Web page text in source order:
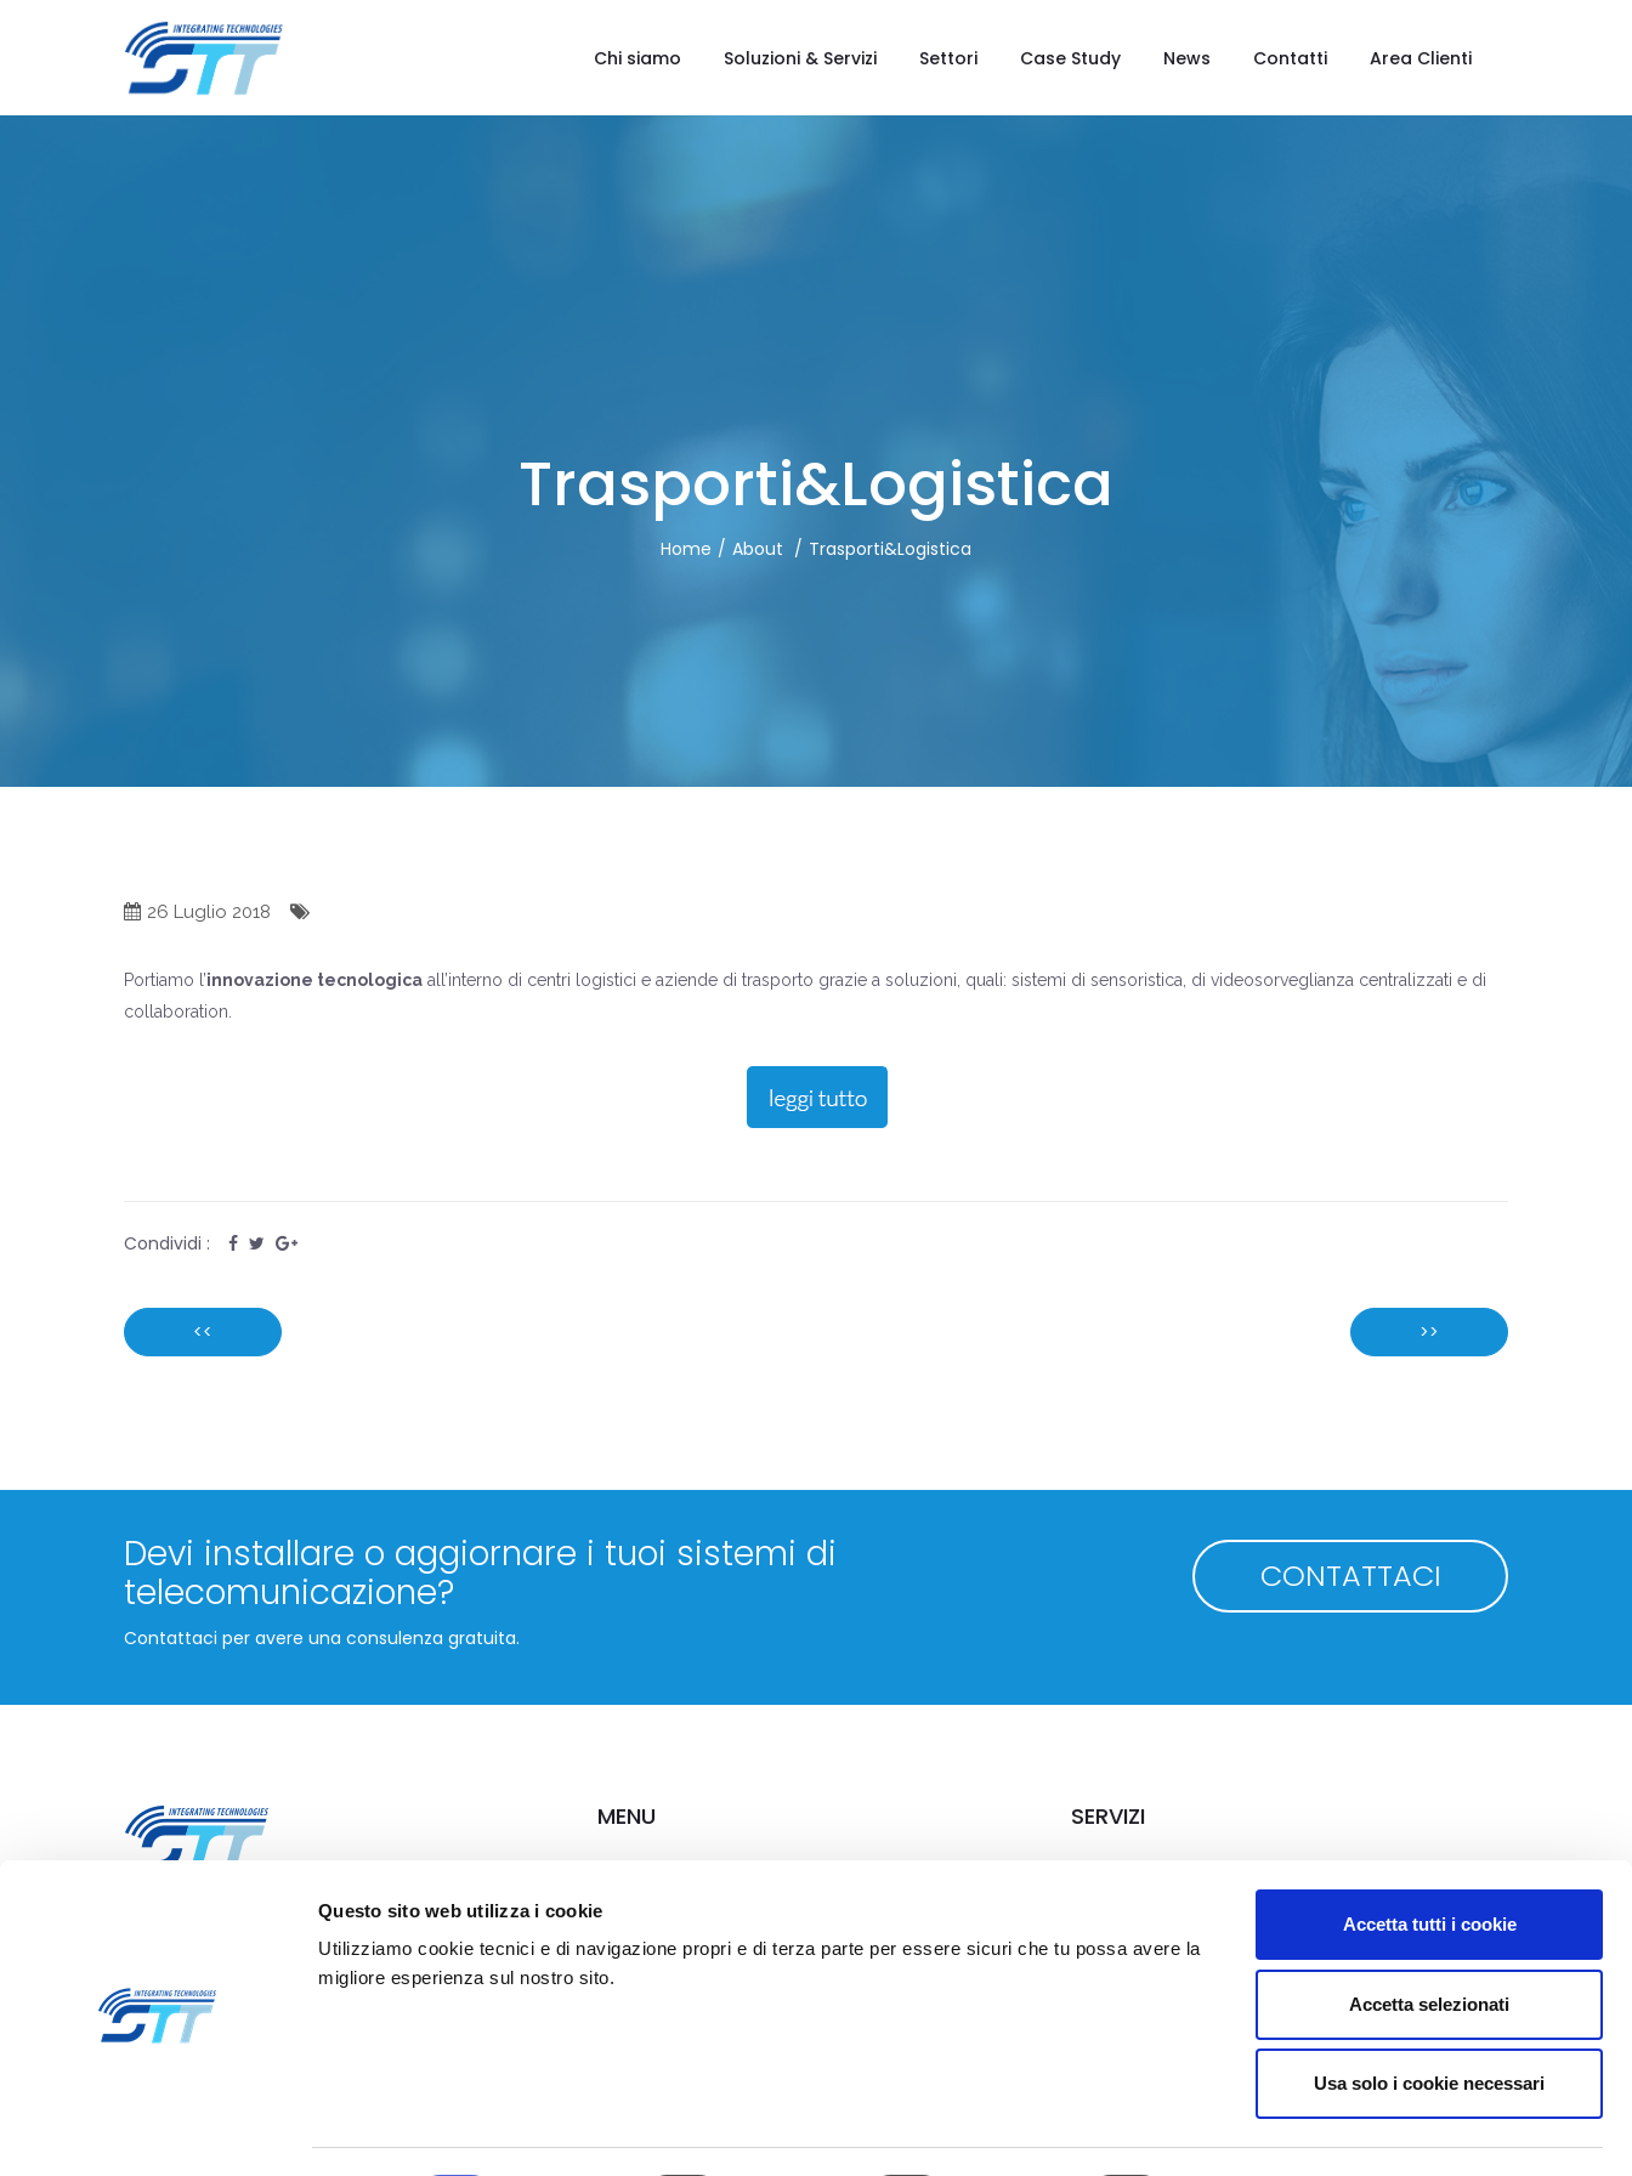
Questo sito web utilizza i cookie
Utilizziamo cookie tecnici e di navigazione propri e di terza parte per essere sicuri che tu possa avere la
migliore esperienza sul nostro sito.
Accetta tutti i cookie
Accetta selezionati
Usa solo i cookie necessari
Chi siamo Soluzioni & Servizi Settori Case Study News Contatti Area Clienti
Trasporti&Logistica
Home About Trasporti&Logistica
26 Luglio 2018
Portiamo l’innovazione tecnologica all’interno di centri logistici e aziende di trasporto grazie a soluzioni, quali: sistemi di sensoristica, di videosorveglianza centralizzati e di
collaboration.
Condividi :
<< >>
Devi installare o aggiornare i tuoi sistemi di
telecomunicazione?
Contattaci per avere una consulenza gratuita.
CONTATTACI
STT Servizi Telematici Telefonici S.r.l.
Via Nazario Sauro, 82, 20831 Seregno (MB)
E
T +39 0362 26941
MENU
Soluzioni & Servizi
Settori
Case study
SERVIZI
© 2024 STT Servizi Telematici Telefonici S.r.l. P.IVA Privacy